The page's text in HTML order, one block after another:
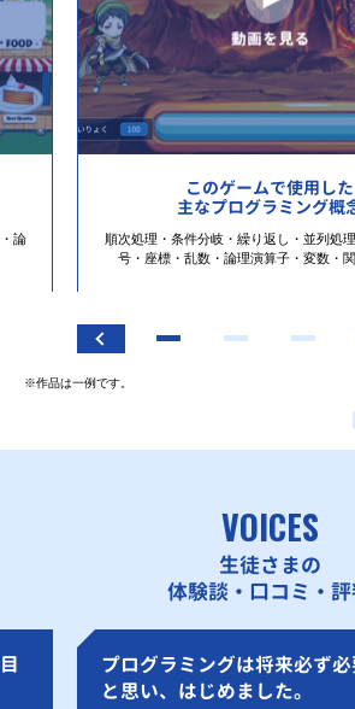
論
このゲームで使用した
主なプログラミング概
順次処理・条件分岐・繰り返し・並列処
号・座標・乱数・論理演算子・変数・
※作品は一例です。
VOICES
生徒さまの
体験談・口コミ・
プログラミングは将来必ず
と思い、はじめました。